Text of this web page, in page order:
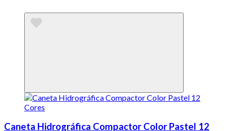
Caneta Hidrográfica Compactor Color Pastel 12